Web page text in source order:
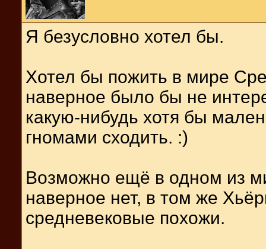
Я безусловно хотел бы.
Хотел бы пожить в мире
наверное было бы не
какую-нибудь хотя бы
гномами сходить. :)
Возможно ещё в одном из
наверное нет, в том же
средневековые похожи.